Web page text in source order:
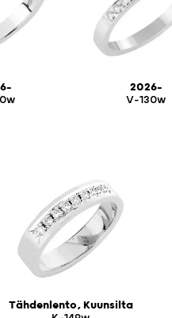
2026-
V-130w
Tähdenlento, Kuunsilta